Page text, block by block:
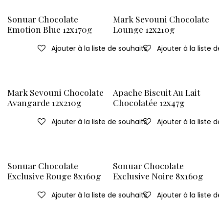
Sonuar Chocolate
Emotion Blue 12x170g
Ajouter à la liste de souhaits
Mark Sevouni Chocolate
Lounge 12x210g
Ajouter à la liste
Mark Sevouni Chocolate
Avangarde 12x210g
Ajouter à la liste de souhaits
Apache Biscuit Au Lait
Chocolatée 12x47g
Ajouter à la liste
Sonuar Chocolate
Exclusive Rouge 8x160g
Ajouter à la liste de souhaits
Sonuar Chocolate
Exclusive Noire 8x160g
Ajouter à la liste